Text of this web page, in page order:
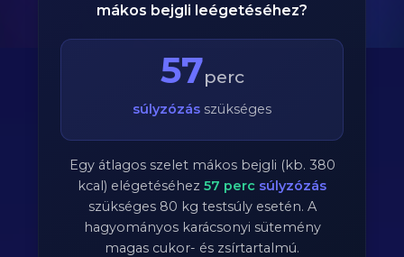
mákos bejgli leégetéséhez?
57perc
súlyzózás szükséges
Egy átlagos szelet mákos bejgli (kb. 380
kcal) elégetéséhez 57 perc súlyzózás
szükséges 80 kg testsúly esetén. A
hagyományos karácsonyi sütemény
magas cukor- és zsírtartalmú.